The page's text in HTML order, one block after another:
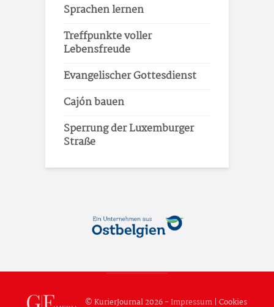
Sprachen lernen
Treffpunkte voller
Lebensfreude
Evangelischer Gottesdienst
Cajón bauen
Sperrung der Luxemburger
Straße
© KurierJournal 2026 -Impressum| Cookies